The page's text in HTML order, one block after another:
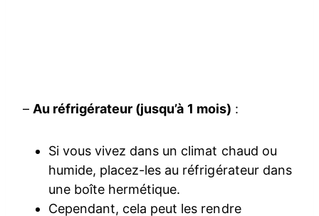
–Au réfrigérateur (jusqu’à 1 mois) :
Si vous vivez dans un climat chaud ou
humide, placez-les au réfrigérateur dans
une boîte hermétique.
Cependant, cela peut les rendre